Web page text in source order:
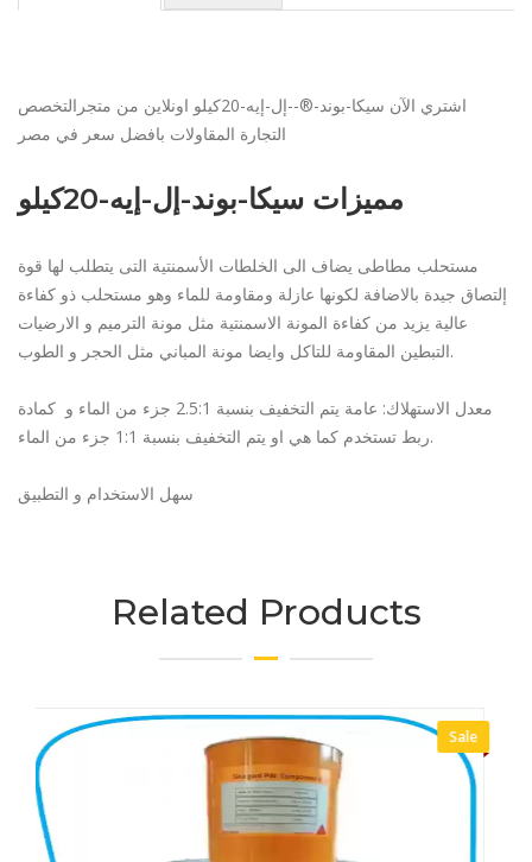
اشتري الآن سيكا-بوند-®--إل-إيه-20كيلو اونلاين من متجرالتخصص
مميزات سيكا-بوند-إل-إيه-20كيلو
مستحلب مطاطى يضاف الى الخلطات الأسمنتية التى يتطلب لها قوة
إلتصاق جيدة بالاضافة لكونها عازلة ومقاومة للماء وهو مستحلب ذو كفاءة
عالية يزيد من كفاءة المونة الاسمنتية مثل مونة الترميم و الارضيات
التبطين المقاومة للتاكل وايضا مونة المباني مثل الحجر و الطوب.
معدل الاستهلاك: عامة يتم التخفيف بنسبة 2.5:1 جزء من الماء و كمادة
ربط تستخدم كما هي او يتم التخفيف بنسبة 1:1 جزء من الماء.
سهل الاستخدام و التطبيق
Related Products